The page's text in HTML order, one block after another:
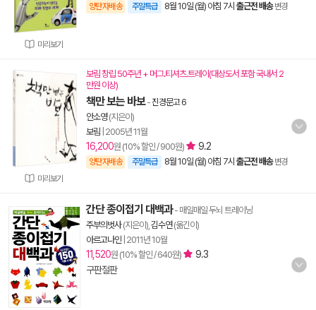
미리보기
양탄자배송 주말특급 8월 10일 (월) 아침 7시 출근전 배송 변경
미리보기
보림 창립 50주년 + 머그.티셔츠.트레이(대상도서 포함 국내서 2
만원 이상)
책만 보는 바보- 진경문고 6
안소영(지은이)
보림 2005년 11월
16,200원 (10% 할인 / 900원) 9.2
양탄자배송 주말특급 8월 10일 (월) 아침 7시 출근전 배송 변경
간단 종이접기 대백과- 매일매일 두뇌 트레이닝
주부의벗사(지은이), 김수연(옮긴이)
아르고나인 2011년 10월
11,520원 (10% 할인 / 640원)
9.3
구판절판